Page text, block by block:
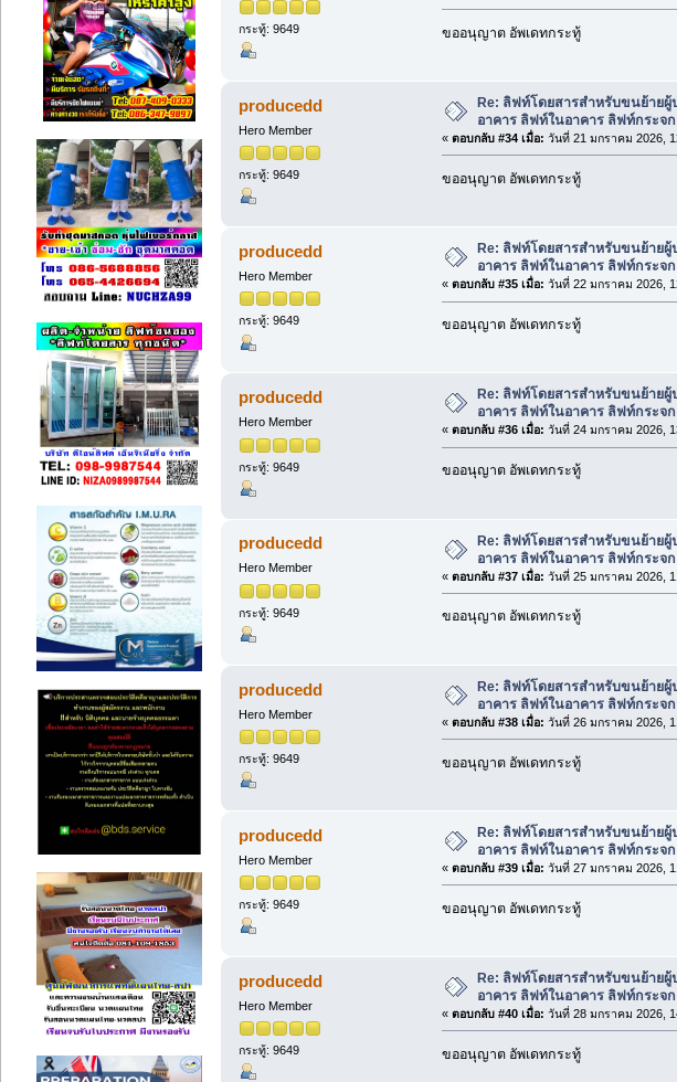
กระทู้: 9649 ขออนุญาต อัพเดทกระทู้
producedd
Hero Member
กระทู้: 9649
Re: ลิฟท์โดยสารสำหรับขนย้าย
อาคาร ลิฟท์ในอาคาร ลิฟท์กระจก
« ตอบกลับ #34 เมื่อ: วันที่ 21 มกราคม 2026,
ขออนุญาต อัพเดทกระทู้
producedd
Hero Member
กระทู้: 9649
Re: ลิฟท์โดยสารสำหรับขนย้าย
อาคาร ลิฟท์ในอาคาร ลิฟท์กระจก
« ตอบกลับ #35 เมื่อ: วันที่ 22 มกราคม 2026,
ขออนุญาต อัพเดทกระทู้
producedd
Hero Member
กระทู้: 9649
Re: ลิฟท์โดยสารสำหรับขนย้าย
อาคาร ลิฟท์ในอาคาร ลิฟท์กระจก
« ตอบกลับ #36 เมื่อ: วันที่ 24 มกราคม 2026,
ขออนุญาต อัพเดทกระทู้
producedd
Hero Member
กระทู้: 9649
Re: ลิฟท์โดยสารสำหรับขนย้ายผู้
อาคาร ลิฟท์ในอาคาร ลิฟท์กระจก
« ตอบกลับ #37 เมื่อ: วันที่ 25 มกราคม 2026,
ขออนุญาต อัพเดทกระทู้
producedd
Hero Member
กระทู้: 9649
Re: ลิฟท์โดยสารสำหรับขนย้ายผู้
อาคาร ลิฟท์ในอาคาร ลิฟท์กระจก
« ตอบกลับ #38 เมื่อ: วันที่ 26 มกราคม 2026,
ขออนุญาต อัพเดทกระทู้
producedd
Hero Member
กระทู้: 9649
Re: ลิฟท์โดยสารสำหรับขนย้ายผู้
อาคาร ลิฟท์ในอาคาร ลิฟท์กระจก
« ตอบกลับ #39 เมื่อ: วันที่ 27 มกราคม 2026,
ขออนุญาต อัพเดทกระทู้
producedd
Hero Member
กระทู้: 9649
Re: ลิฟท์โดยสารสำหรับขนย้าย
อาคาร ลิฟท์ในอาคาร ลิฟท์กระจก
« ตอบกลับ #40 เมื่อ: วันที่ 28 มกราคม 2026,
ขออนุญาต อัพเดทกระทู้